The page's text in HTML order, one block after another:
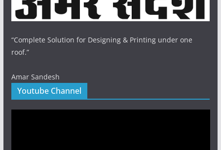
“Complete Solution for Designing & Printing under one
roof.”
Amar Sandesh
Youtube Channel